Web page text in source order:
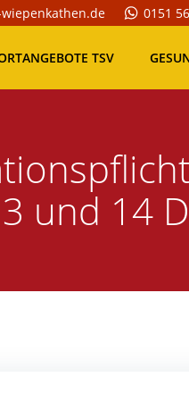
0151
TSV
und 14